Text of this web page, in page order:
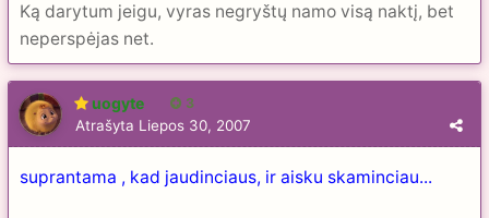
Ką darytum jeigu, vyras negryštų namo visą naktį, bet
neperspėjas net.
uogyte 3
Atrašyta Liepos 30, 2007
suprantama , kad jaudinciaus, ir aisku skaminciau...